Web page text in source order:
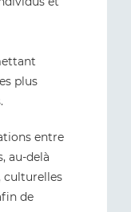
plus
entre
au-delà
culturelles
de